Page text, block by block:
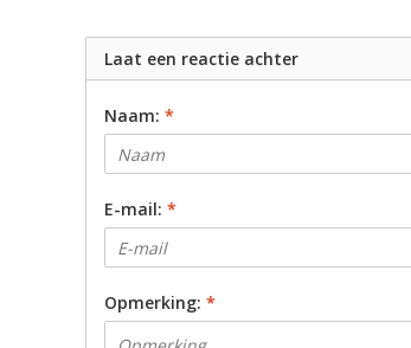
Laat een reactie achter
Naam: *
E-mail: *
Opmerking: *